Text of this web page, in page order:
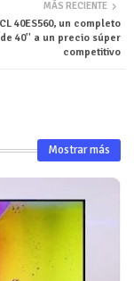
MÁS RECIENTE
40ES560, un completo
de 40'' a un precio súper
competitivo
Mostrar más